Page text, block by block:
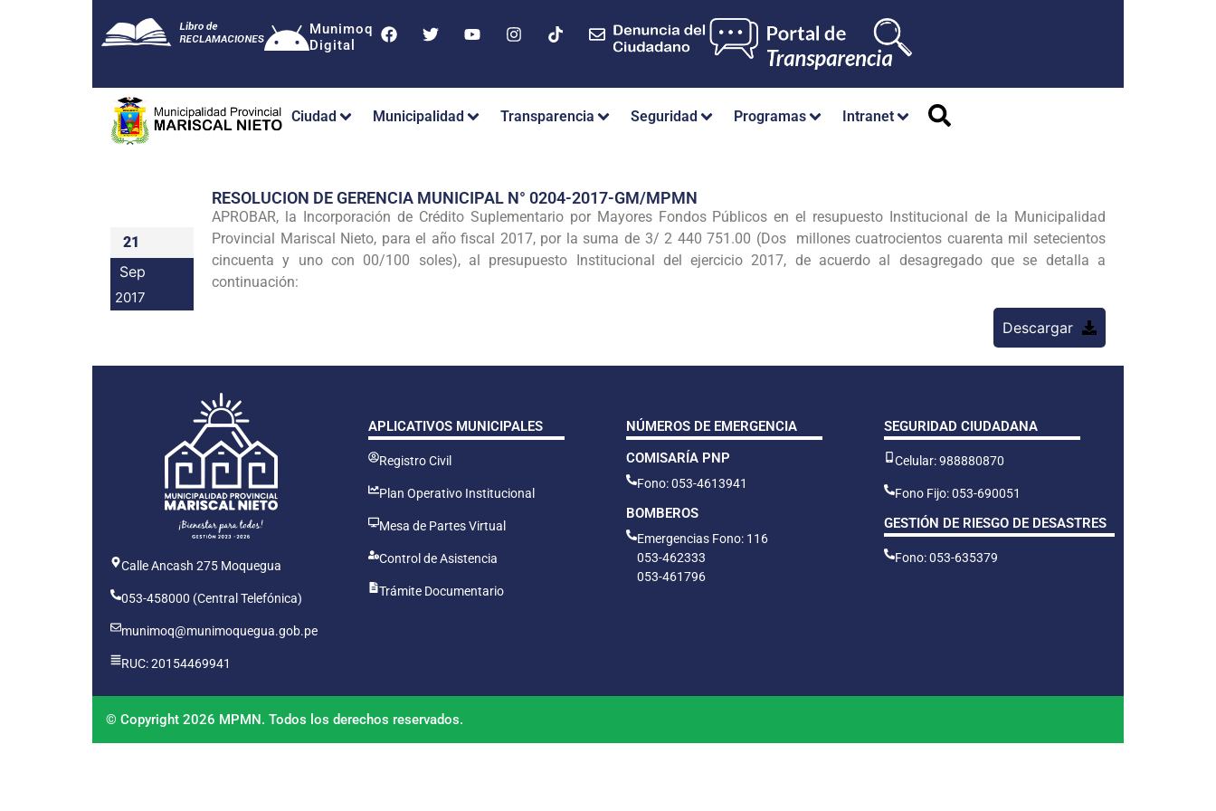
Munimoq
Digital
Ciudad Municipalidad Transparencia Seguridad Programas Intranet
21
Sep
2017
RESOLUCION DE GERENCIA MUNICIPAL N° 0204-2017-GM/MPMN
APROBAR, la Incorporación de Crédito Suplementario por Mayores Fondos Públicos en el resupuesto Institucional de la Municipalidad
Provincial Mariscal Nieto, para el año fiscal 2017, por la suma de 3/ 2 440 751.00 (Dos millones cuatrocientos cuarenta mil setecientos
cincuenta y uno con 00/100 soles), al presupuesto Institucional del ejercicio 2017, de acuerdo al desagregado que se detalla a
continuación:
Descargar
Calle Ancash 275 Moquegua
053-458000 (Central Telefónica)
munimoq@munimoquegua.gob.pe
RUC: 20154469941
APLICATIVOS MUNICIPALES
Registro Civil
Plan Operativo Institucional
Mesa de Partes Virtual
Control de Asistencia
Trámite Documentario
NÚMEROS DE EMERGENCIA
COMISARÍA PNP
Fono: 053-4613941
BOMBEROS
Emergencias Fono: 116
053-462333
053-461796
SEGURIDAD CIUDADANA
Celular: 988880870
Fono Fijo: 053-690051
GESTIÓN DE RIESGO DE DESASTRES
Fono: 053-635379
© Copyright 2026 MPMN. Todos los derechos reservados.